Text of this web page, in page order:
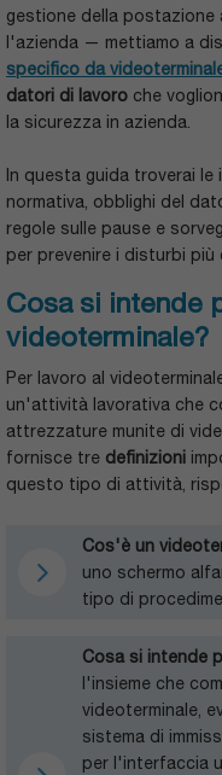
gestione della postazione
l'azienda — mettiamo a
specifico da
datori di lavoro che
la sicurezza in azienda.
In questa guida troverai le
normativa, obblighi del
regole sulle pause e
per prevenire i disturbi più
Cosa si intende
videoterminale?
Per lavoro al
un'attività lavorativa che
attrezzature munite di
fornisce tre definizioni
questo tipo di attività,
Cos'è un
uno schermo
tipo di
Cosa si intende
l'insieme che
videoterminale,
sistema di
per l'interfaccia